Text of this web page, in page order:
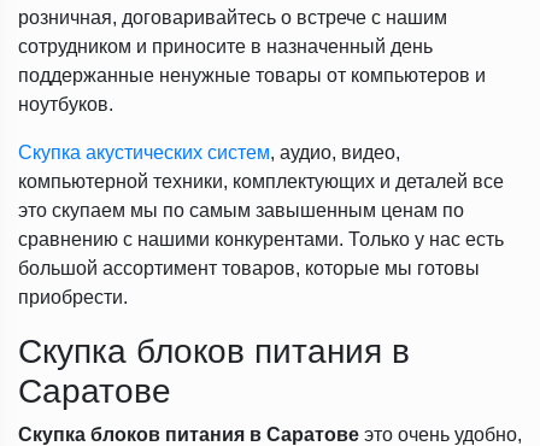
розничная, договаривайтесь о встрече с нашим
сотрудником и приносите в назначенный день
поддержанные ненужные товары от компьютеров и
ноутбуков.
Скупка акустических систем, аудио, видео,
компьютерной техники, комплектующих и деталей все
это скупаем мы по самым завышенным ценам по
сравнению с нашими конкурентами. Только у нас есть
большой ассортимент товаров, которые мы готовы
приобрести.
Скупка блоков питания в
Саратове
Скупка блоков питания в Саратове это очень удобно,